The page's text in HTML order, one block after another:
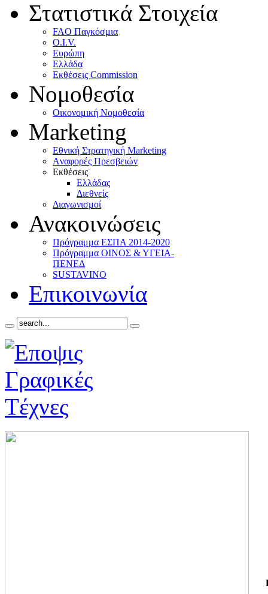
Στατιστικά Στοιχεία
FAO Παγκόσμια
O.I.V.
Ευρώπη
Ελλάδα
Eκθέσεις Commission
Νομοθεσία
Οικονομική Νομοθεσία
Marketing
Eθνική Στρατηγική Marketing
Aναφορές Πρεσβειών
Eκθέσεις
Eλλάδας
Διεθνείς
Διαγωνισμοί
Ανακοινώσεις
Πρόγραμμα ΕΣΠΑ 2014-2020
Πρόγραμμα ΟΙΝΟΣ & ΥΓΕΙΑ-
ΠΕΝΕΔ
SUSTAVINO
Επικοινωνία